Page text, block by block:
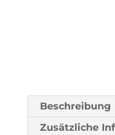
Beschreibung
Zusätzliche